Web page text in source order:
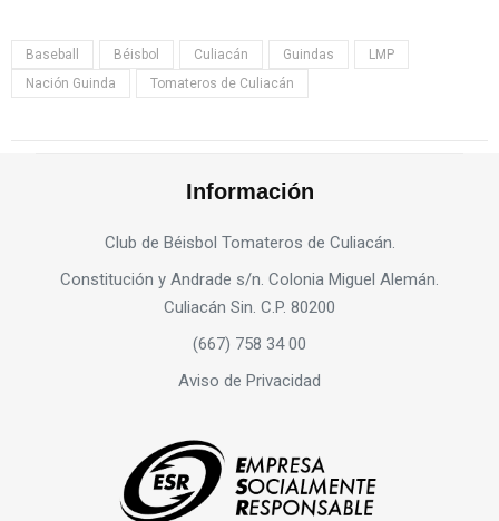
Baseball Béisbol Culiacán Guindas
LMP
Nación Guinda
Tomateros de Culiacán
Información
Club de Béisbol Tomateros de Culiacán.
Constitución y Andrade s/n. Colonia Miguel Alemán.
Culiacán Sin. C.P. 80200
(667) 758 34 00
Aviso de Privacidad